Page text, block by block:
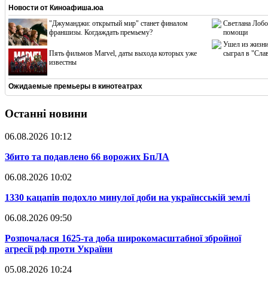
Новости от Киноафиша.юа
"Джуманджи: открытый мир" станет финалом
франшизы. Когдаждать премьему?
Пять фильмов Marvel, даты выхода которых уже
известны
Светлана
помощи
Ушел из жизни
сыграл в
Ожидаемые премьеры в кинотеатрах
Останні новини
06.08.2026 10:12
​Збито та подавлено 66 ворожих БпЛА
06.08.2026 10:02
​1330 кацапів подохло минулої доби на українсській землі
06.08.2026 09:50
​Розпочалася 1625-та доба широкомасштабної збройної
агресії рф проти України
05.08.2026 10:24